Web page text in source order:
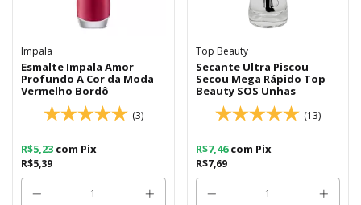
Impala
Esmalte Impala Amor
Profundo A Cor da Moda
Vermelho Bordô
(3)
R$5,39
R$5,23 com Pix
Top Beauty
Secante Ultra Piscou
Secou Mega Rápido Top
Beauty SOS Unhas
(13)
R$7,69
R$7,46com Pix